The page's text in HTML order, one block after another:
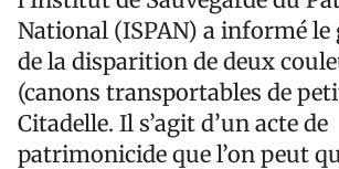
National (ISPAN) a informé
de la disparition de deux
(canons transportables de
Citadelle. Il s’agit d’un acte de
patrimonicide que l’on peut